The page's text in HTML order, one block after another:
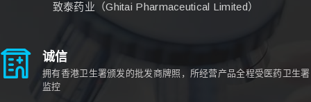
致泰药业（Ghitai Pharmaceutical Limited）
诚信
拥有香港卫生署颁发的批发商牌照，所经营产品全程受医药卫生署
监控